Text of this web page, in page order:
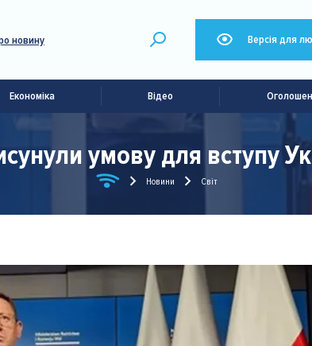
новину Версія для
Економіка Відео
умову для вступу
Новини Світ